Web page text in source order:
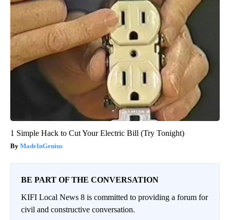
1 Simple Hack to Cut Your Electric Bill (Try Tonight)
MadeInGenius
BE PART OF THE CONVERSATION
KIFI Local News 8 is committed to providing a forum for
civil and constructive conversation.